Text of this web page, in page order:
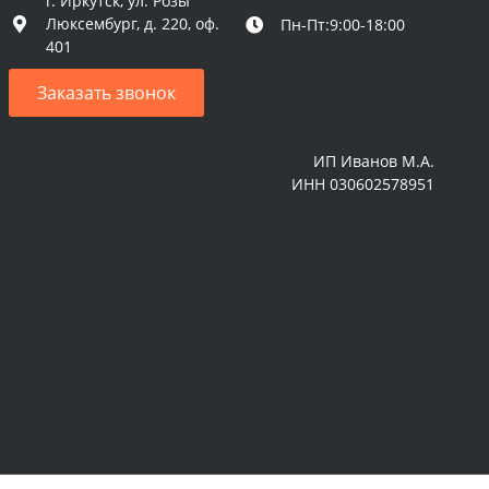
Люксембург, д. 220, оф.
401
Пн-Пт:9:00-18:00
Заказать звонок
ИП Иванов М.А.
ИНН 030602578951